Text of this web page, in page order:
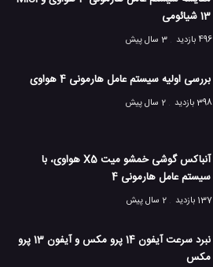
13 شیائومی
496 بازدید
3 سال پیش
بررسی اولیه سیستم عامل هارمونی 4 هواوی
398 بازدید 2 سال پیش
آنباکس گوشی خمشو میت X5 هواوی، با
سیستم عامل هارمونی 4
137 بازدید
2 سال پیش
نبرد سرعت آیفون 14 پرو مکس و آیفون 13 پرو
مکس